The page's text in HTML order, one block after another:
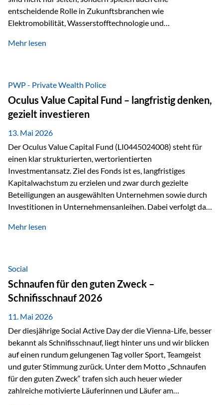
entscheidende Rolle in Zukunftsbranchen wie
Elektromobilität, Wasserstofftechnologie und
Faktoren für Investoren – begrenztes Angebot und
klassischer „Sicherheitsanker“ gilt, bieten Silber, Platin und
Palladium zusätzlich die Chance, von technologischen
Entwicklungen zu profitieren. Die Nachfrage entsteht nicht
nur durch Anleger, sondern vor allem durch die Industrie.
Gerade in…
Mehr lesen
PWP - Private Wealth Police
Oculus Value Capital Fund – langfristig denken,
gezielt investieren
13. Mai 2026
Der Oculus Value Capital Fund (LI0445024008) steht für
einen klar strukturierten, wertorientierten
Investmentansatz. Ziel des Fonds ist es, langfristiges
Kapitalwachstum zu erzielen und zwar durch gezielte
Beteiligungen an ausgewählten Unternehmen sowie durch
Investitionen in Unternehmensanleihen. Dabei verfolgt das
Marktbewegungen stehen im Fokus, sondern die
innerhalb der Private Wealth Police der Vienna-Life steht
der Oculus Value Capital Fund für einen langfristig
orientierten Value-Investing-Ansatz mit Fokus auf
fundamentale Unternehmensanalyse und nachhaltige
Wertentwicklung. Der Investmentansatz: Value Investing
mit Weitblick Im Zentrum steht ein…
Mehr lesen
Social
Schnaufen für den guten Zweck –
Schnifisschnauf 2026
11. Mai 2026
Der diesjährige Social Active Day der die Vienna-Life, besser
bekannt als Schnifisschnauf, liegt hinter uns und wir blicken
auf einen rundum gelungenen Tag voller Sport, Teamgeist
und guter Stimmung zurück. Unter dem Motto „Schnaufen
für den guten Zweck“ trafen sich auch heuer wieder
zahlreiche motivierte Läuferinnen und Läufer am